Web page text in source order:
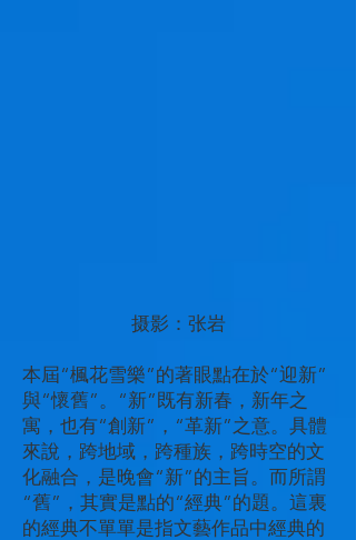
摄影：张岩
本屆“楓花雪樂”的著眼點在於“迎新”
與“懷舊”。“新”既有新春，新年之
寓，也有“創新”，“革新”之意。具體
來說，跨地域，跨種族，跨時空的文
化融合，是晚會“新”的主旨。而所謂
“舊”，其實是點的“經典”的題。這裏
的經典不單單是指文藝作品中經典的